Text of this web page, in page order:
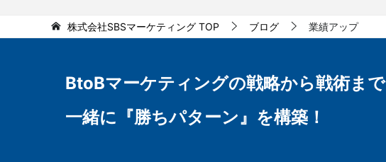
株式会社SBSマーケティング TOP ブログ 業績アップ
BtoBマーケティングの戦略から戦術まで
一緒に『勝ちパターン』を構築！